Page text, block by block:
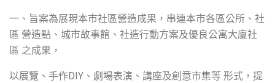
一、旨案為展現本市社區營造成果，串連本市各區公所、社
區 營造點、城市故事館、社造行動方案及優良公寓大廈社
區 之成果，
以展覽、手作DIY 、劇場表演、講座及創意市集等 形式，提